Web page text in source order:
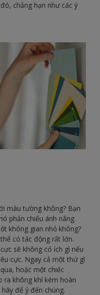
chẳng hạn như các ý
màu tường không? Bạn
phản chiếu ánh nắng
không gian nhỏ không?
có tác động rất lớn.
sẽ không có ích gì nếu
cực. Ngay cả một thứ gì
hoặc một chiếc
ra không khí kém hoàn
để ý đến chúng.